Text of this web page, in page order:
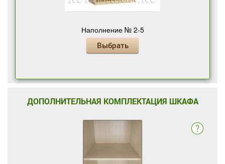
Наполнение № 2-5
Выбрать
ДОПОЛНИТЕЛЬНАЯ КОМПЛЕКТАЦИЯ ШКАФА